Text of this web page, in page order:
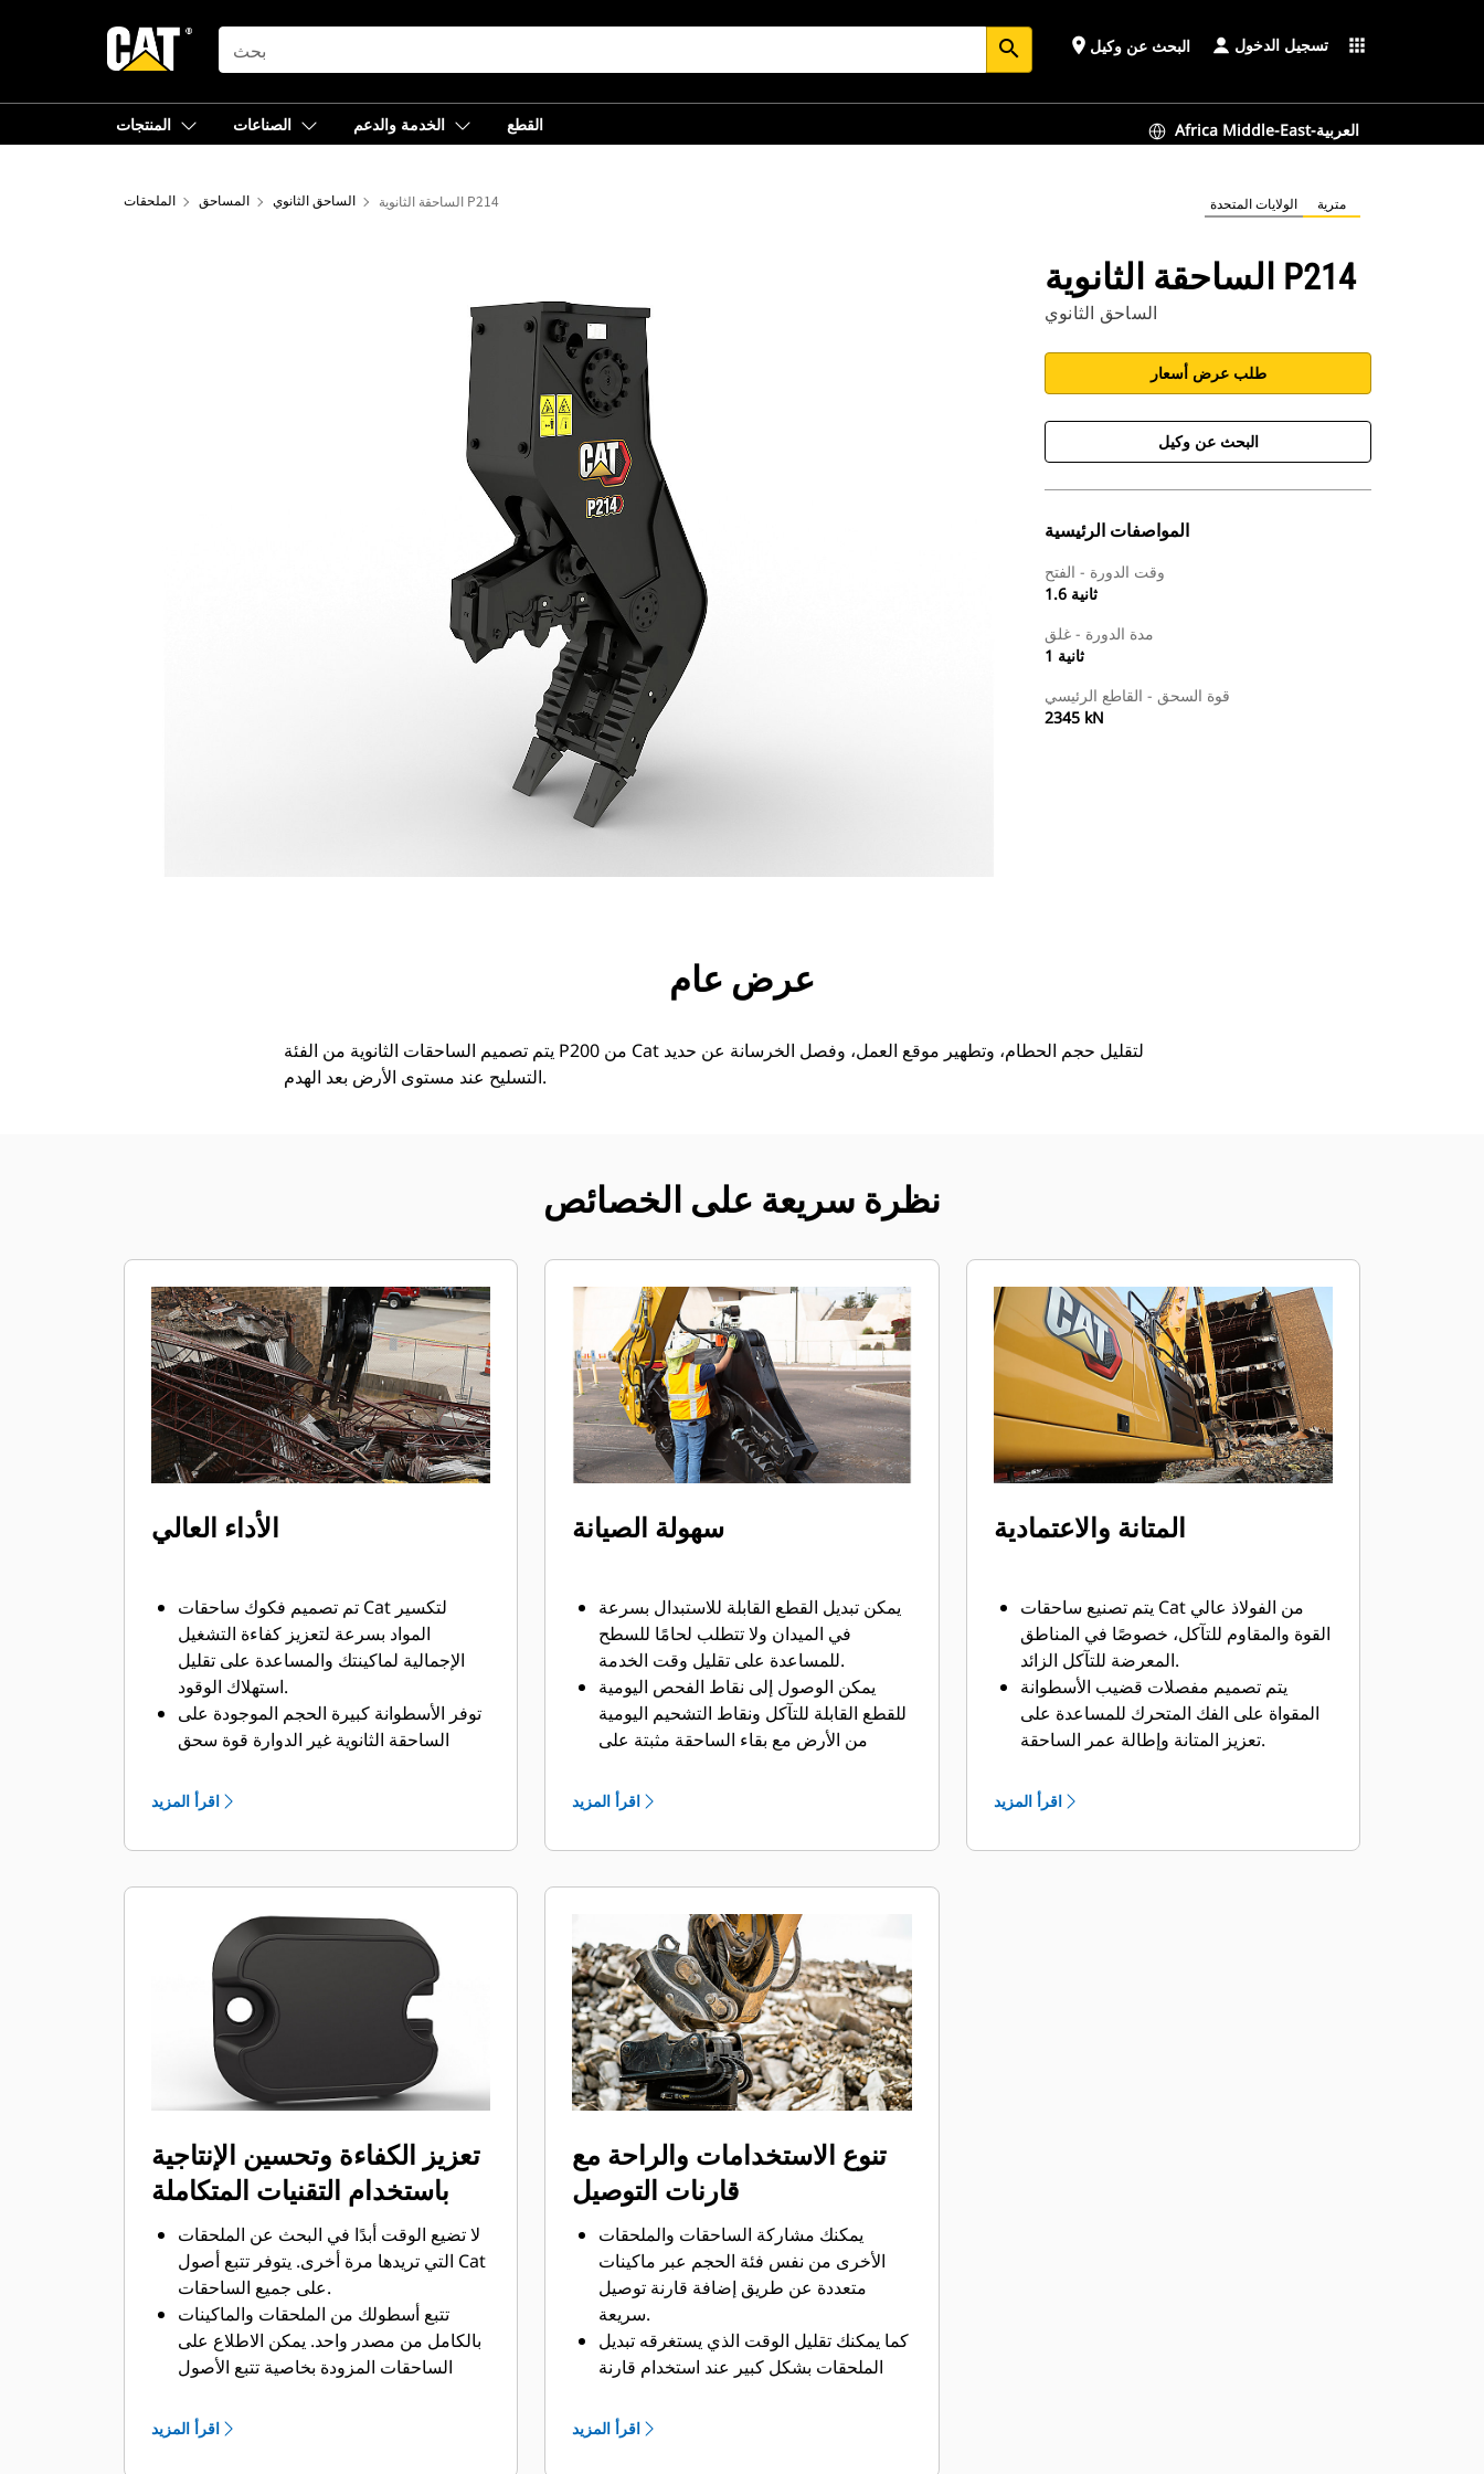
SEARCH search place البحث عن وكيل تسجيل الدخول apps
المنتجات الصناعات الخدمة والدعم القطع Africa Middle-East-العربية
الملحقات المساحق الساحق الثانوي الساحقة الثانوية P214 الولايات المتحدة مترية
الساحقة الثانوية P214
الساحق الثانوي
طلب عرض أسعار
البحث عن وكيل
المواصفات الرئيسية
وقت الدورة - الفتح
1.6 ثانية
مدة الدورة - غلق
1 ثانية
قوة السحق - القاطع الرئيسي
2345 kN
الأدوات
عرض عام
يتم تصميم الساحقات الثانوية من الفئة P200 من Cat لتقليل حجم الحطام، وتطهير موقع العمل، وفصل الخرسانة عن حديد
التسليح عند مستوى الأرض بعد الهدم.
نظرة سريعة على الخصائص
الأداء العالي
تم تصميم فكوك ساحقات Cat لتكسير
المواد بسرعة لتعزيز كفاءة التشغيل
الإجمالية لماكينتك والمساعدة على تقليل
استهلاك الوقود.
توفر الأسطوانة كبيرة الحجم الموجودة على
الساحقة الثانوية غير الدوارة قوة سحق
يقوم صمام معزز السرعة بموازنة السرعة
والقوة بشكل فعال، مما يحقق مد دورات
اقرأ المزيد
سهولة الصيانة
يمكن تبديل القطع القابلة للاستبدال بسرعة
في الميدان ولا تتطلب لحامًا للسطح
للمساعدة على تقليل وقت الخدمة.
يمكن الوصول إلى نقاط الفحص اليومية
للقطع القابلة للتآكل ونقاط التشحيم اليومية
من الأرض مع بقاء الساحقة مثبتة على
يمكن تنفيذ أعمال الصيانة بأمان مع سهولة
تتم حماية المكونات الهيدروليكية من التلف
اقرأ المزيد
المتانة والاعتمادية
يتم تصنيع ساحقات Cat من الفولاذ عالي
القوة والمقاوم للتآكل، خصوصًا في المناطق
المعرضة للتآكل الزائد.
يتم تصميم مفصلات قضيب الأسطوانة
المقواة على الفك المتحرك للمساعدة على
تعزيز المتانة وإطالة عمر الساحقة.
تتميز ساحقات Cat بتعدد الاستخدامات في
أعمال الهدم، مما يجعلها اختيارك الأفضل
اقرأ المزيد
تعزيز الكفاءة وتحسين الإنتاجية
باستخدام التقنيات المتكاملة
لا تضيع الوقت أبدًا في البحث عن الملحقات
التي تريدها مرة أخرى. يتوفر تتبع أصول Cat
على جميع الساحقات.
تتبع أسطولك من الملحقات والماكينات
بالكامل من مصدر واحد. يمكن الاطلاع على
الساحقات المزودة بخاصية تتبع الأصول
حافظ على أمان أصولك. ترسل الملحقات
المزودة بخاصية تتبع للأصول تنبيهًا إذا
اقرأ المزيد
تنوع الاستخدامات والراحة مع
قارنات التوصيل
يمكنك مشاركة الساحقات والملحقات
الأخرى من نفس فئة الحجم عبر ماكينات
متعددة عن طريق إضافة قارنة توصيل
سريعة.
كما يمكنك تقليل الوقت الذي يستغرقه تبديل
الملحقات بشكل كبير عند استخدام قارنة
وتضيف قارنات التوصيل السريعة مستوى
جديدًا من الأمان إلى موقع عملك مع القدرة
اقرأ المزيد